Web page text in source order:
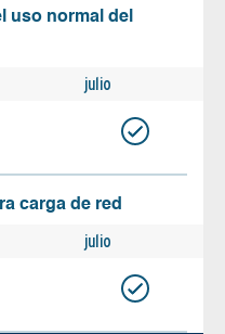
uso normal del
julio
carga de red
julio